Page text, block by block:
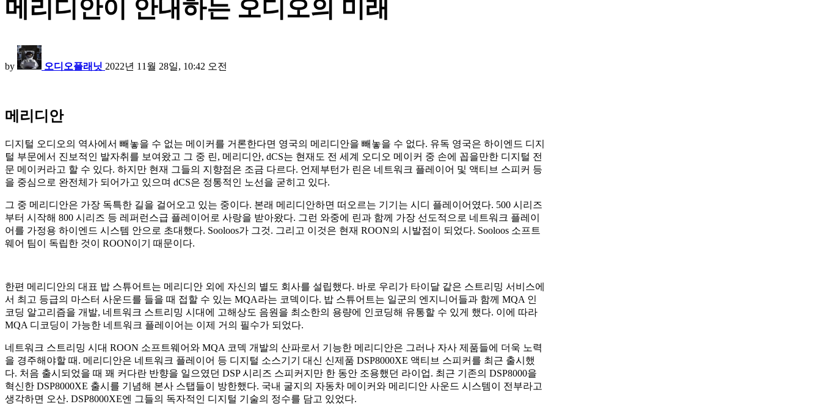
메리디안이 안내하는 오디오의 미래
by 오디오플래닛 2022년 11월 28일, 10:42 오전
메리디안
디지털 오디오의 역사에서 빼놓을 수 없는 메이커를 거론한다면 영국의 메리디안을 빼놓을 수 없다. 유독 영국은 하이엔드 디지
털 부문에서 진보적인 발자취를 보여왔고 그 중 린, 메리디안, dCS는 현재도 전 세계 오디오 메이커 중 손에 꼽을만한 디지털 전
문 메이커라고 할 수 있다. 하지만 현재 그들의 지향점은 조금 다르다. 언제부턴가 린은 네트워크 플레이어 및 액티브 스피커 등
을 중심으로 완전체가 되어가고 있으며 dCS은 정통적인 노선을 굳히고 있다.
그 중 메리디안은 가장 독특한 길을 걸어오고 있는 중이다. 본래 메리디안하면 떠오르는 기기는 시디 플레이어였다. 500 시리즈
부터 시작해 800 시리즈 등 레퍼런스급 플레이어로 사랑을 받아왔다. 그런 와중에 린과 함께 가장 선도적으로 네트워크 플레이
어를 가정용 하이엔드 시스템 안으로 초대했다. Sooloos가 그것. 그리고 이것은 현재 ROON의 시발점이 되었다. Sooloos 소프트
웨어 팀이 독립한 것이 ROON이기 때문이다.
한편 메리디안의 대표 밥 스튜어트는 메리디안 외에 자신의 별도 회사를 설립했다. 바로 우리가 타이달 같은 스트리밍 서비스에
서 최고 등급의 마스터 사운드를 들을 때 접할 수 있는 MQA라는 코덱이다. 밥 스튜어트는 일군의 엔지니어들과 함께 MQA 인
코딩 알고리즘을 개발, 네트워크 스트리밍 시대에 고해상도 음원을 최소한의 용량에 인코딩해 유통할 수 있게 했다. 이에 따라
MQA 디코딩이 가능한 네트워크 플레이어는 이제 거의 필수가 되었다.
네트워크 스트리밍 시대 ROON 소프트웨어와 MQA 코덱 개발의 산파로서 기능한 메리디안은 그러나 자사 제품들에 더욱 노력
을 경주해야할 때. 메리디안은 네트워크 플레이어 등 디지털 소스기기 대신 신제품 DSP8000XE 액티브 스피커를 최근 출시했
다. 처음 출시되었을 때 꽤 커다란 반향을 일으였던 DSP 시리즈 스피커지만 한 동안 조용했던 라이업. 최근 기존의 DSP8000을
혁신한 DSP8000XE 출시를 기념해 본사 스탭들이 방한했다. 국내 굴지의 자동차 메이커와 메리디안 사운드 시스템이 전부라고
생각하면 오산. DSP8000XE엔 그들의 독자적인 디지털 기술의 정수를 담고 있었다.